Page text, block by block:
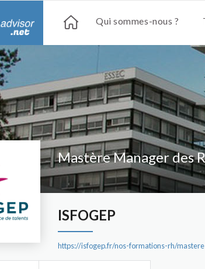
Qui sommes-nous ?
Mastère Manager des
ISFOGEP
https://isfogep.fr/nos-formations-rh/